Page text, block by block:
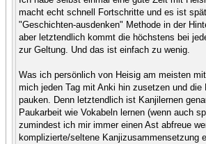
macht echt schnell Fortschritte und es ist
"Geschichten-ausdenken" Methode in der
aber letztendlich kommt die höchstens bei
zur Geltung. Und das ist einfach zu wenig.
Was ich persönlich von Heisig am meisten
mich jeden Tag mit Anki hin zusetzen und die
pauken. Denn letztendlich ist Kanjilernen
Paukarbeit wie Vokabeln lernen (wenn auch
zumindest ich mir immer einen Ast abfreue
komplizierte/seltene Kanjizusammensetzung